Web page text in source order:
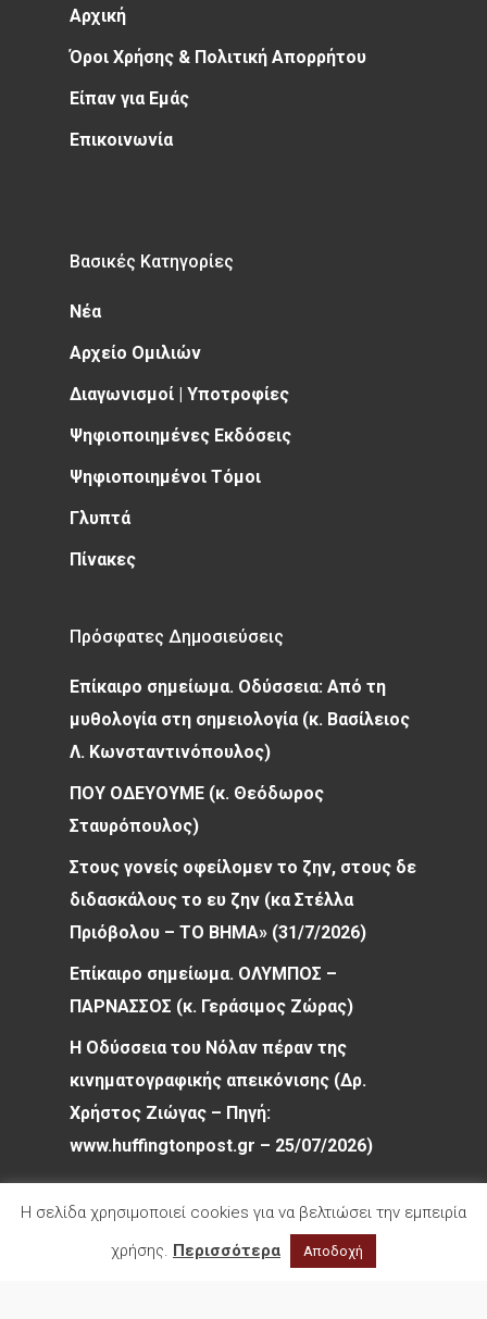
Αρχική
Όροι Χρήσης & Πολιτική Απορρήτου
Είπαν για Εμάς
Επικοινωνία
Βασικές Κατηγορίες
Νέα
Αρχείο Ομιλιών
Διαγωνισμοί | Υποτροφίες
Ψηφιοποιημένες Εκδόσεις
Ψηφιοποιημένοι Τόμοι
Γλυπτά
Πίνακες
Πρόσφατες Δημοσιεύσεις
Επίκαιρο σημείωμα. Οδύσσεια: Από τη
μυθολογία στη σημειολογία (κ. Βασίλειος
Λ. Κωνσταντινόπουλος)
ΠΟΥ ΟΔΕΥΟΥΜΕ (κ. Θεόδωρος
Σταυρόπουλος)
Στους γονείς οφείλομεν το ζην, στους δε
διδασκάλους το ευ ζην (κα Στέλλα
Πριόβολου – ΤΟ ΒΗΜΑ» (31/7/2026)
Επίκαιρο σημείωμα. ΟΛΥΜΠΟΣ –
ΠΑΡΝΑΣΣΟΣ (κ. Γεράσιμος Ζώρας)
Η Οδύσσεια του Νόλαν πέραν της
κινηματογραφικής απεικόνισης (Δρ.
Χρήστος Ζιώγας – Πηγή:
www.huffingtonpost.gr – 25/07/2026)
© 2026 Φιλολογικός Σύλλογος Παρνασσός. All
Η σελίδα χρησιμοποιεί cookies για να βελτιώσει την εμπειρία
χρήσης. Περισσότερα Αποδοχή